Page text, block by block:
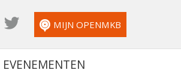
OPENMKB FACEBOOK
OPENMKB TWITTER
MIJN OPENMKB
EVENEMENTEN